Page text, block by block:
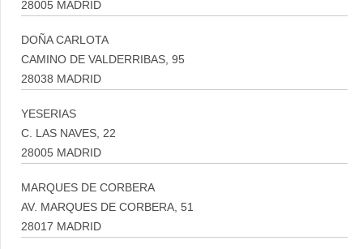
28005 MADRID
DOÑA CARLOTA
CAMINO DE VALDERRIBAS, 95
28038 MADRID
YESERIAS
C. LAS NAVES, 22
28005 MADRID
MARQUES DE CORBERA
AV. MARQUES DE CORBERA, 51
28017 MADRID